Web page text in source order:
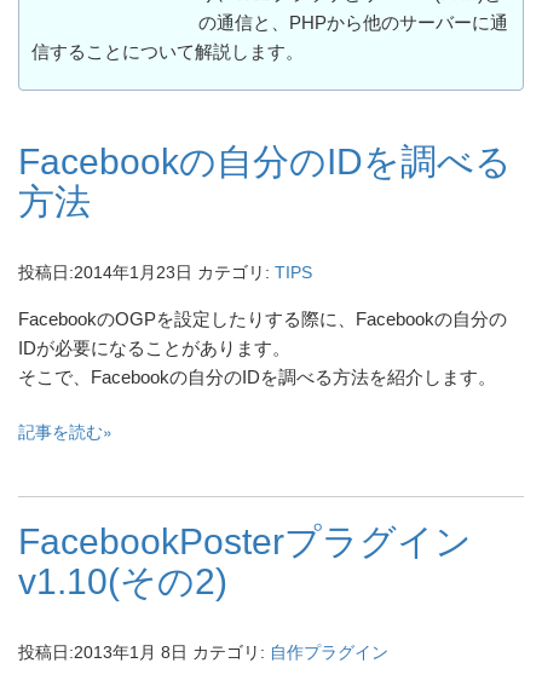
の通信と、PHPから他のサーバーに通
信することについて解説します。
Facebookの自分のIDを調べる
方法
投稿日:2014年1月23日 カテゴリ: TIPS
FacebookのOGPを設定したりする際に、Facebookの自分の
IDが必要になることがあります。
そこで、Facebookの自分のIDを調べる方法を紹介します。
記事を読む
FacebookPosterプラグイン
v1.10(その2)
投稿日:2013年1月 8日 カテゴリ: 自作プラグイン